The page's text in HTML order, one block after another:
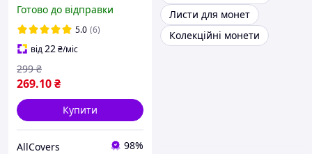
монет | Чорний
Готово до відправки
5.0 (6)
від22₴/міс
269.10₴
299 ₴
Купити
AllCovers 98%
Листи для монет
Колекційні монети